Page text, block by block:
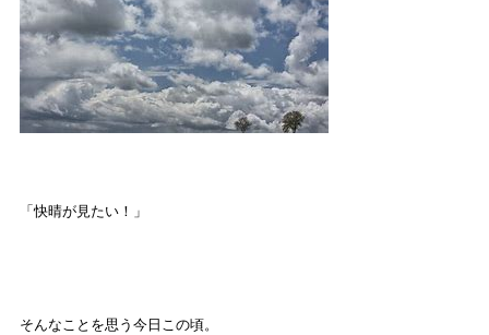
「快晴が見たい！」
そんなことを思う今日この頃。